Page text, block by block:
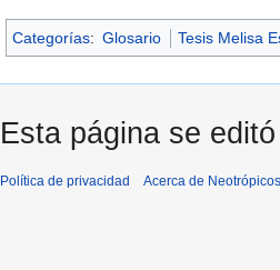
Categorías: Glosario Tesis Melisa
Esta página se
Política de privacidad Acerca de Neotrópicos